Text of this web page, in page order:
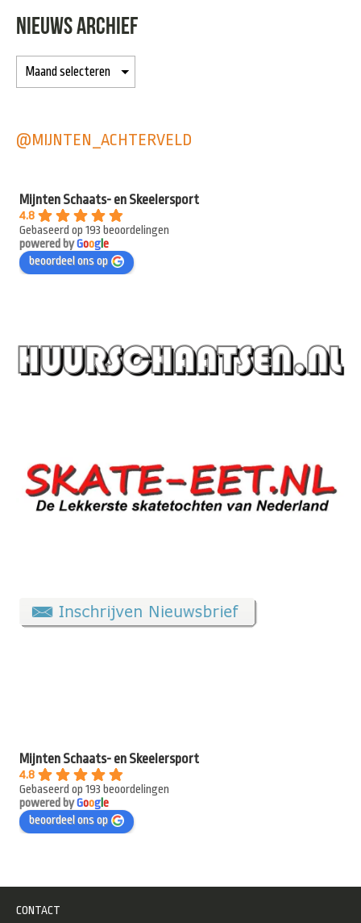
NIEUWS ARCHIEF
@MIJNTEN_ACHTERVELD
Mijnten Schaats- en Skeelersport
4.8
Gebaseerd op 193 beoordelingen
powered byGooge
beoordeel ons op
Mijnten Schaats- en Skeelersport
4.8
Gebaseerd op 193 beoordelingen
powered byGooge
beoordeel ons op
CONTACT